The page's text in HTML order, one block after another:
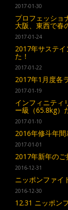
2017-01-30
プロフェッシ
大阪、東西で春
2017-01-24
2017年サステ
た！
2017-01-22
2017年1月度各
2017-01-19
インフィニティ
ー級（65.8kg）
2017-01-10
2016年修斗年
2017-01-01
2017年新年のご
2016-12-31
ニッポンファイ
2016-12-30
12.31 ニッポン